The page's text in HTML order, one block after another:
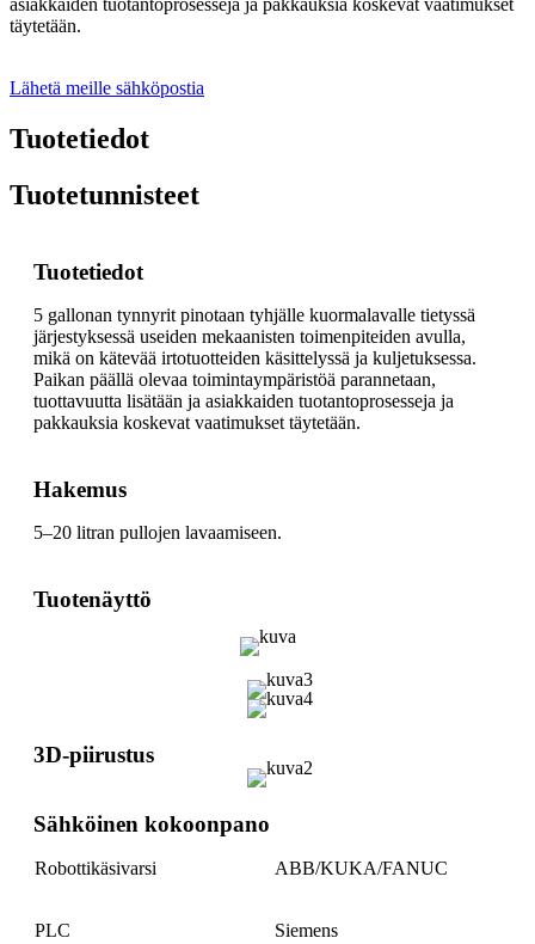
asiakkaiden tuotantoprosesseja ja pakkauksia koskevat vaatimukset
täytetään.
Lähetä meille sähköpostia
Tuotetiedot
Tuotetunnisteet
Tuotetiedot
5 gallonan tynnyrit pinotaan tyhjälle kuormalavalle tietyssä
järjestyksessä useiden mekaanisten toimenpiteiden avulla,
mikä on kätevää irtotuotteiden käsittelyssä ja kuljetuksessa.
Paikan päällä olevaa toimintaympäristöä parannetaan,
tuottavuutta lisätään ja asiakkaiden tuotantoprosesseja ja
pakkauksia koskevat vaatimukset täytetään.
Hakemus
5–20 litran pullojen lavaamiseen.
Tuotenäyttö
3D-piirustus
Sähköinen kokoonpano
Robottikäsivarsi ABB/KUKA/FANUC
PLC Siemens